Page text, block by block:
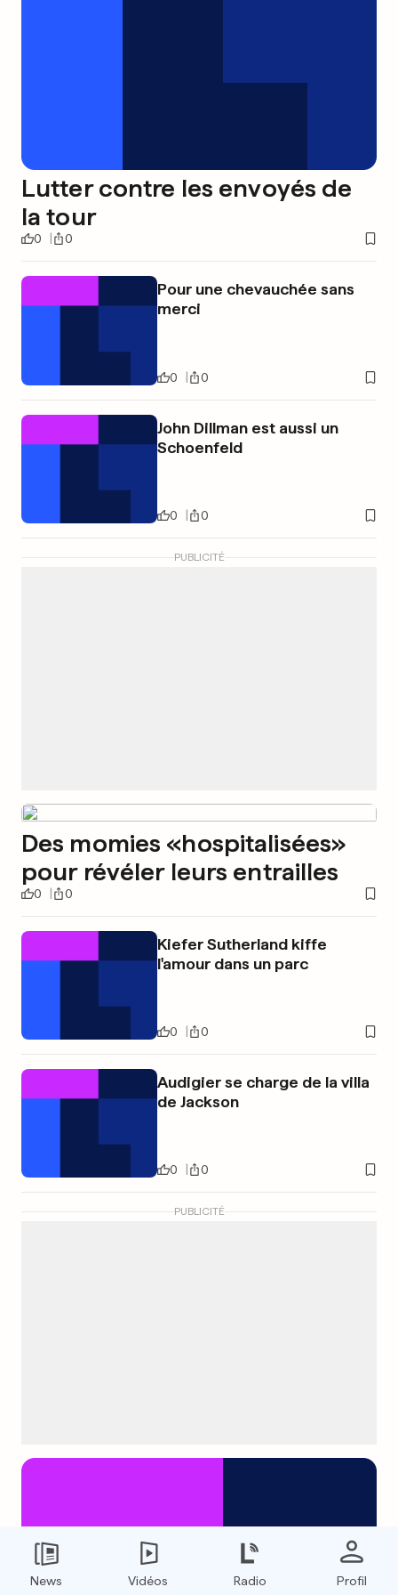
Lutter contre les envoyés de
la tour
0 0
Pour une chevauchée sans
merci
0 0
John Dillman est aussi un
Schoenfeld
0 0
PUBLICITÉ
Des momies «hospitalisées»
pour révéler leurs entrailles
0 0
Kiefer Sutherland kiffe
l'amour dans un parc
0 0
Audigier se charge de la villa
de Jackson
0 0
PUBLICITÉ
News Vidéos Radio Profil